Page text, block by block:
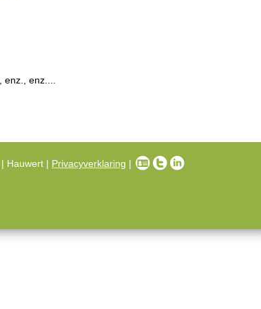
, enz., enz....
| Hauwert | Privacyverklaring |